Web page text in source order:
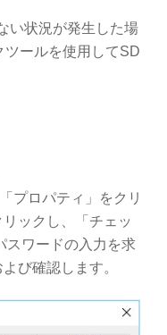
い状況が発生した場
ールを使用してSD
プロパティ」をクリ
ックし、「チェッ
スワードの入力を求
び確認します。